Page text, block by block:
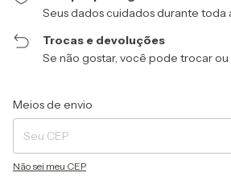
Seus dados cuidados durante toda
Trocas e devoluções
Se não gostar, você pode trocar ou
Entregas para o CEP:
Meios de envio
Não sei meu CEP